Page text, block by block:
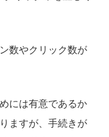
数やクリック数が
には有意であるか
ますが、手続きが